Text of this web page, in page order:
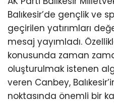
Balıkesir’de gençlik ve
geçirilen yatırımları
mesaj yayımladı.
konusunda zaman
oluşturulmak istenen
veren Canbey,
noktasında önemli bir